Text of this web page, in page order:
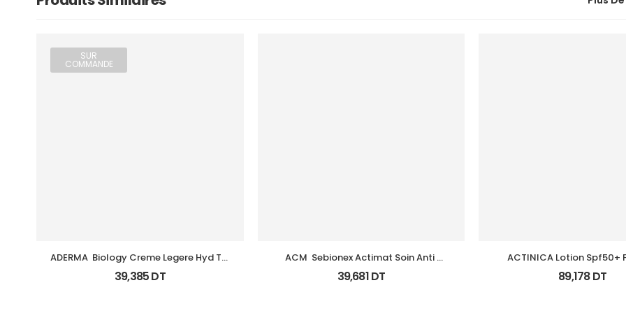
SUR
COMMANDE
ADERMA  Biology Creme Legere Hyd Tb
0Ml
39,385DT
ACM  Sebionex Actimat Soin Anti
Imperfec Teint 40Ml
39,681DT
ACTINICA Lotion Spf50+
89,178DT